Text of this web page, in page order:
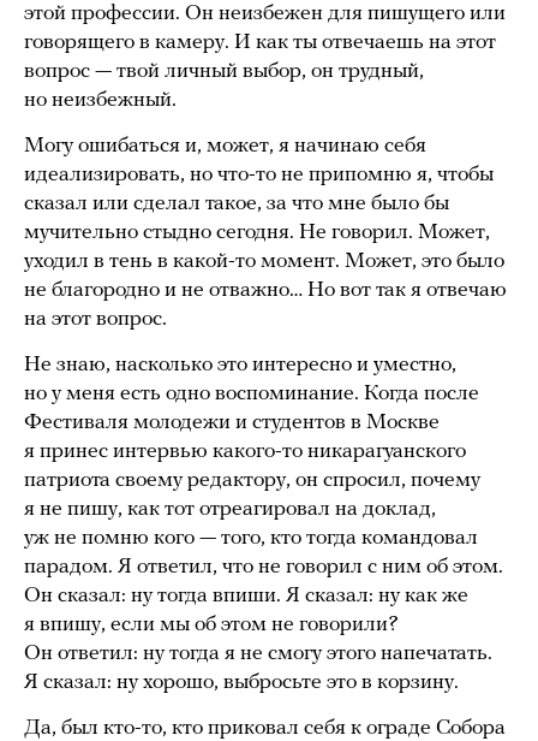
этой профессии. Он неизбежен для пишущего или
говорящего в камеру. И как ты отвечаешь на этот
вопрос — твой личный выбор, он трудный,
но неизбежный.
Могу ошибаться и, может, я начинаю себя
идеализировать, но что-то не припомню я, чтобы
сказал или сделал такое, за что мне было бы
мучительно стыдно сегодня. Не говорил. Может,
уходил в тень в какой-то момент. Может, это было
не благородно и не отважно… Но вот так я отвечаю
на этот вопрос.
Не знаю, насколько это интересно и уместно,
но у меня есть одно воспоминание. Когда после
Фестиваля молодежи и студентов в Москве
я принес интервью какого-то никарагуанского
патриота своему редактору, он спросил, почему
я не пишу, как тот отреагировал на доклад,
уж не помню кого — того, кто тогда командовал
парадом. Я ответил, что не говорил с ним об этом.
Он сказал: ну тогда впиши. Я сказал: ну как же
я впишу, если мы об этом не говорили?
Он ответил: ну тогда я не смогу этого напечатать.
Я сказал: ну хорошо, выбросьте это в корзину.
Да, был кто-то, кто приковал себя к ограде Собора